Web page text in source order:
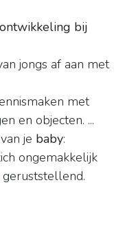
bij
jongs af aan met
met
en objecten. ...
je baby:
ongemakkelijk